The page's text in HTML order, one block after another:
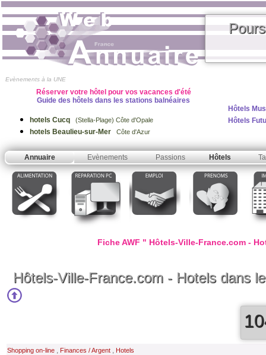
Evènements à la UNE
Réserver votre hôtel pour vos vacances d'été
Guide des hôtels dans les stations balnéaires
hotels Cucq (Stella-Plage) Côte d'Opale
hotels Beaulieu-sur-Mer Côte d'Azur
Hôtels
Hôtels
Annuaire Evènements Passions Hôtels
Fiche AWF " Hôtels-Ville-France.com -
Hôtels-Ville-France.com - Hotels dans
Shopping on-line , Finances / Argent , Hotels